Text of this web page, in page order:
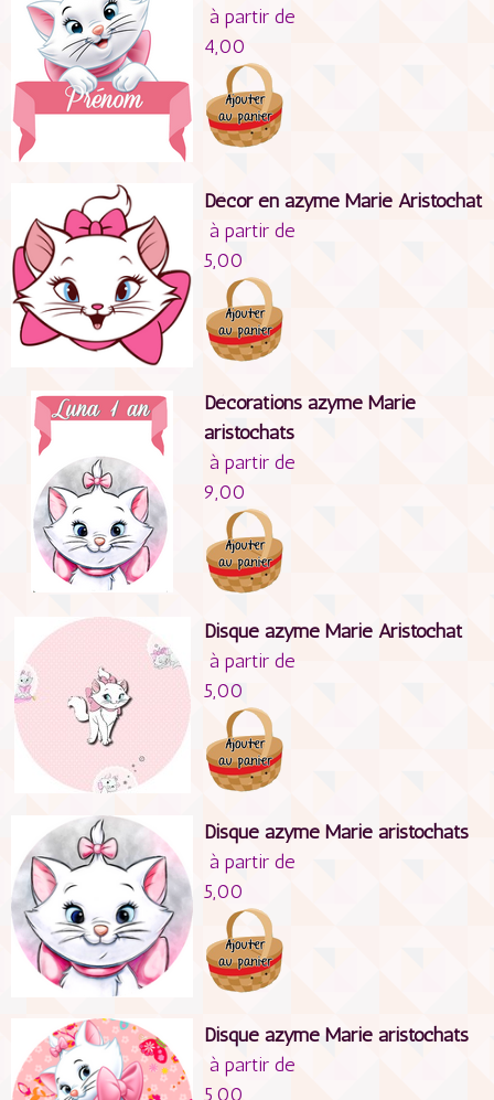
à partir de
4,00
Décor en azyme Marie Aristochat
à partir de
5,00
Décorations azyme Marie
aristochats
à partir de
9,00
Disque azyme Marie Aristochat
à partir de
5,00
Disque azyme Marie aristochats
à partir de
5,00
Disque azyme Marie aristochats
à partir de
5,00